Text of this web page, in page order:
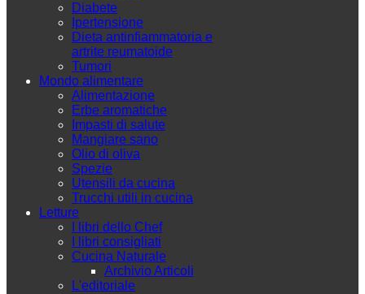
Diabete
Ipertensione
Dieta antinfiammatoria e
artrite reumatoide
Tumori
Mondo alimentare
Alimentazione
Erbe aromatiche
Impasti di salute
Mangiare sano
Olio di oliva
Spezie
Utensili da cucina
Trucchi utili in cucina
Letture
I libri dello Chef
I libri consigliati
Cucina Naturale
Archivio Articoli
L'editoriale